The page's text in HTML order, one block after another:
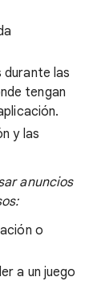
durante las
tengan
y las
anuncios
o
a un juego